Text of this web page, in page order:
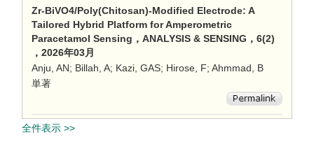
Zr-BiVO4/Poly(Chitosan)-Modified Electrode: A
Tailored Hybrid Platform for Amperometric
Paracetamol Sensing，ANALYSIS & SENSING，6(2)
，2026年03月
Anju, AN; Billah, A; Kazi, GAS; Hirose, F; Ahmmad, B
単著
全件表示 >>